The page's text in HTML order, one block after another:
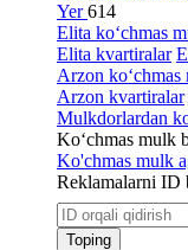
Yer614
Elita ko‘chmas
Elita kvartiralar
Arzon ko‘chmas
Arzon kvartiralar
Mulkdorlardan
Ko‘chmas mulk
Ko'chmas mulk
Reklamalarni ID
Toping